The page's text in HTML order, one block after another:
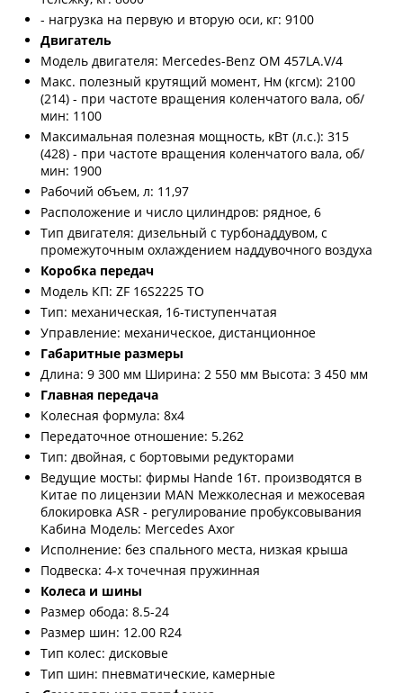
- нагрузка на первую и вторую оси, кг: 9100
Двигатель
Модель двигателя: Mercedes-Benz OM 457LA.V/4
Макс. полезный крутящий момент, Нм (кгсм): 2100
(214) - при частоте вращения коленчатого вала, об/
мин: 1100
Максимальная полезная мощность, кВт (л.с.): 315
(428) - при частоте вращения коленчатого вала, об/
мин: 1900
Рабочий объем, л: 11,97
Расположение и число цилиндров: рядное, 6
Тип двигателя: дизельный с турбонаддувом, с
промежуточным охлаждением наддувочного воздуха
Коробка передач
Модель КП: ZF 16S2225 ТО
Тип: механическая, 16-тиступенчатая
Управление: механическое, дистанционное
Габаритные размеры
Длина: 9 300 мм Ширина: 2 550 мм Высота: 3 450 мм
Главная передача
Колесная формула: 8х4
Передаточное отношение: 5.262
Тип: двойная, с бортовыми редукторами
Ведущие мосты: фирмы Hande 16т. производятся в
Китае по лицензии MAN Межколесная и межосевая
блокировка АSR - регулирование пробуксовывания
Кабина Модель: Mercedes Axor
Исполнение: без спального места, низкая крыша
Подвеска: 4-х точечная пружинная
Колеса и шины
Размер обода: 8.5-24
Размер шин: 12.00 R24
Тип колес: дисковые
Тип шин: пневматические, камерные